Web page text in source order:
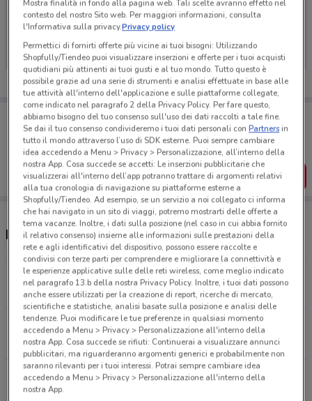
Ci dispiace, al momento non abbiamo pubblicato
volantini nella tua zona. Riprova più tardi.
Porta DoveConviene sempre con te!
Puoi trovare le migliori offerte dei negozi vicino a te,
salvarle e creare la tua lista del risparmio, comodamente
dal tuo cellulare.
SCARICA L’APP
Negozi GrandVision by Avanzi a Torino
Via Garibaldi, 10 Torino
786 m
APERTO
Corso Racconigi, 186 Torino
2.4 km
CHIUSO
Via Chiesa Della Salute, 15 Bis Torino
2.9 km
Mostra finalità in fondo alla pagina web. Tali scelte avranno effetto nel
contesto del nostro Sito web. Per maggiori informazioni, consulta
l'Informativa sulla privacy.Privacy policy
Permettici di fornirti offerte più vicine ai tuoi bisogni: Utilizzando
Shopfully/Tiendeo puoi visualizzare inserzioni e offerte per i tuoi acquisti
quotidiani più attinenti ai tuoi gusti e al tuo mondo. Tutto questo è
possibile grazie ad una serie di strumenti e analisi effettuate in base alle
tue attività all'interno dell'applicazione e sulle piattaforme collegate,
come indicato nel paragrafo 2 della Privacy Policy. Per fare questo,
abbiamo bisogno del tuo consenso sull'uso dei dati raccolti a tale fine.
Se dai il tuo consenso condivideremo i tuoi dati personali conPartnersin
tutto il mondo attraverso l’uso di SDK esterne. Puoi sempre cambiare
idea accedendo a Menu > Privacy > Personalizzazione, all’interno della
nostra App. Cosa succede se accetti: Le inserzioni pubblicitarie che
visualizzerai all'interno dell’app potranno trattare di argomenti relativi
alla tua cronologia di navigazione su piattaforme esterne a
Shopfully/Tiendeo. Ad esempio, se un servizio a noi collegato ci informa
che hai navigato in un sito di viaggi, potremo mostrarti delle offerte a
tema vacanze. Inoltre, i dati sulla posizione (nel caso in cui abbia fornito
il relativo consenso) insieme alle informazioni sulle prestazioni della
rete e agli identificativi del dispositivo, possono essere raccolte e
condivisi con terze parti per comprendere e migliorare la connettività e
le esperienze applicative sulle delle reti wireless, come meglio indicato
nel paragrafo 13.b della nostra Privacy Policy. Inoltre, i tuoi dati possono
anche essere utilizzati per la creazione di report, ricerche di mercato,
scientifiche e statistiche, analisi basate sulla posizione e analisi delle
tendenze. Puoi modificare le tue preferenze in qualsiasi momento
accedendo a Menu > Privacy > Personalizzazione all'interno della
nostra App. Cosa succede se rifiuti: Continuerai a visualizzare annunci
pubblicitari, ma riguarderanno argomenti generici e probabilmente non
saranno rilevanti per i tuoi interessi. Potrai sempre cambiare idea
accedendo a Menu > Privacy > Personalizzazione all'interno della
nostra App.